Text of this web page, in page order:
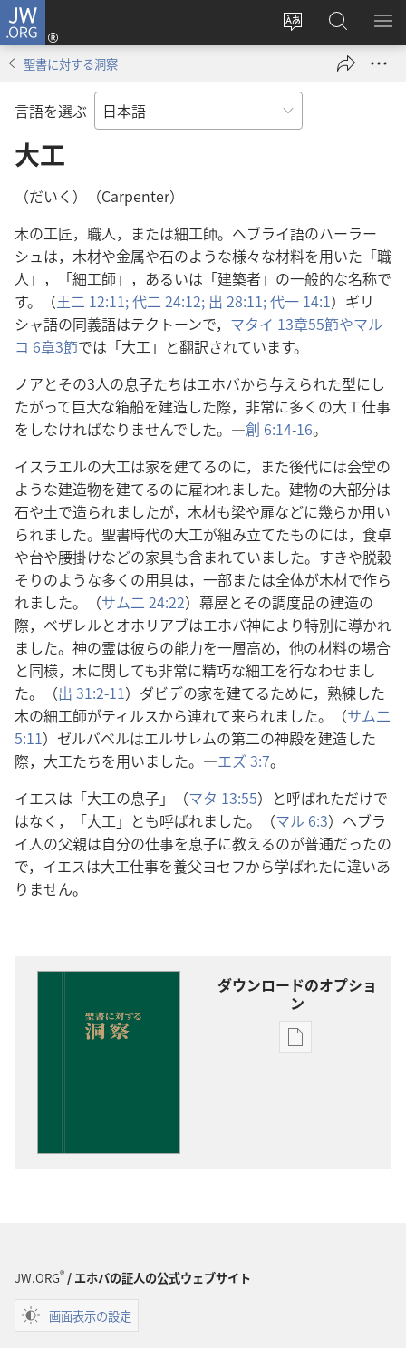
JW.ORG
サ
ト
の
言
る
ロ
グ
ン
し
開
く）
JW.ORG
の
検
メ
を
聖書に対する洞察
言語を選ぶ
大工
（だいく）（Carpenter）
木の工匠，職人，または細工師。ヘブライ語のハーラー
シュは，木材や金属や石のような様々な材料を用いた「職
人」，「細工師」，あるいは「建築者」の一般的な名称で
す。（王二 12:11;代二 24:12; 出 28:11;代一 14:1）ギリ
シャ語の同義語はテクトーンで， マタイ 13章55節やマル
コ 6章3節では「大工」と翻訳されています。
ノアとその3人の息子たちはエホバから与えられた型にし
たがって巨大な箱船を建造した際，非常に多くの大工仕事
をしなければなりませんでした。―創 6:14-16。
イスラエルの大工は家を建てるのに，また後代には会堂の
ような建造物を建てるのに雇われました。建物の大部分は
石や土で造られましたが，木材も梁や扉などに幾らか用い
られました。聖書時代の大工が組み立てたものには，食卓
や台や腰掛けなどの家具も含まれていました。すきや脱穀
そりのような多くの用具は，一部または全体が木材で作ら
れました。（サム二 24:22）幕屋とその調度品の建造の
際，ベザレルとオホリアブはエホバ神により特別に導かれ
ました。神の霊は彼らの能力を一層高め，他の材料の場合
と同様，木に関しても非常に精巧な細工を行なわせまし
た。（出 31:2-11）ダビデの家を建てるために，熟練した
木の細工師がティルスから連れて来られました。（サム二
5:11）ゼルバベルはエルサレムの第二の神殿を建造した
際，大工たちを用いました。―エズ 3:7。
イエスは「大工の息子」（マタ 13:55）と呼ばれただけで
はなく，「大工」とも呼ばれました。（マル 6:3）ヘブラ
イ人の父親は自分の仕事を息子に教えるのが普通だったの
で，イエスは大工仕事を養父ヨセフから学ばれたに違いあ
りません。
ダウンロードのオプショ
ン
出
JW.ORG®/ エホバの証人の公式ウェブサイト
画面表示の設定